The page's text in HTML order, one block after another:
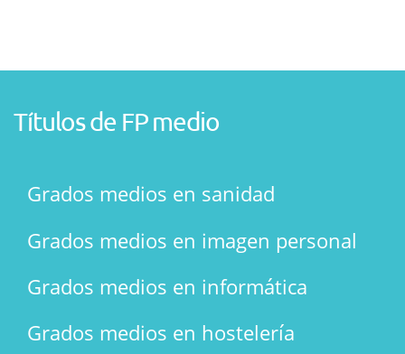
Títulos de FP medio
Grados medios en sanidad
Grados medios en imagen personal
Grados medios en informática
Grados medios en hostelería